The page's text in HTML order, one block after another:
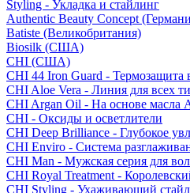
Styling - Укладка и стайлинг
Authentic Beauty Concept
Batiste (Великобритания)
Biosilk (США)
CHI (США)
CHI 44 Iron Guard - Термозащита
CHI Aloe Vera - Линия для всех
CHI Argan Oil - На основе масла
CHI - Оксиды и осветлители
CHI Deep Brilliance - Глубокое
CHI Enviro - Система
CHI Man - Мужская серия для
CHI Royal Treatment -
CHI Styling - Ухаживающий